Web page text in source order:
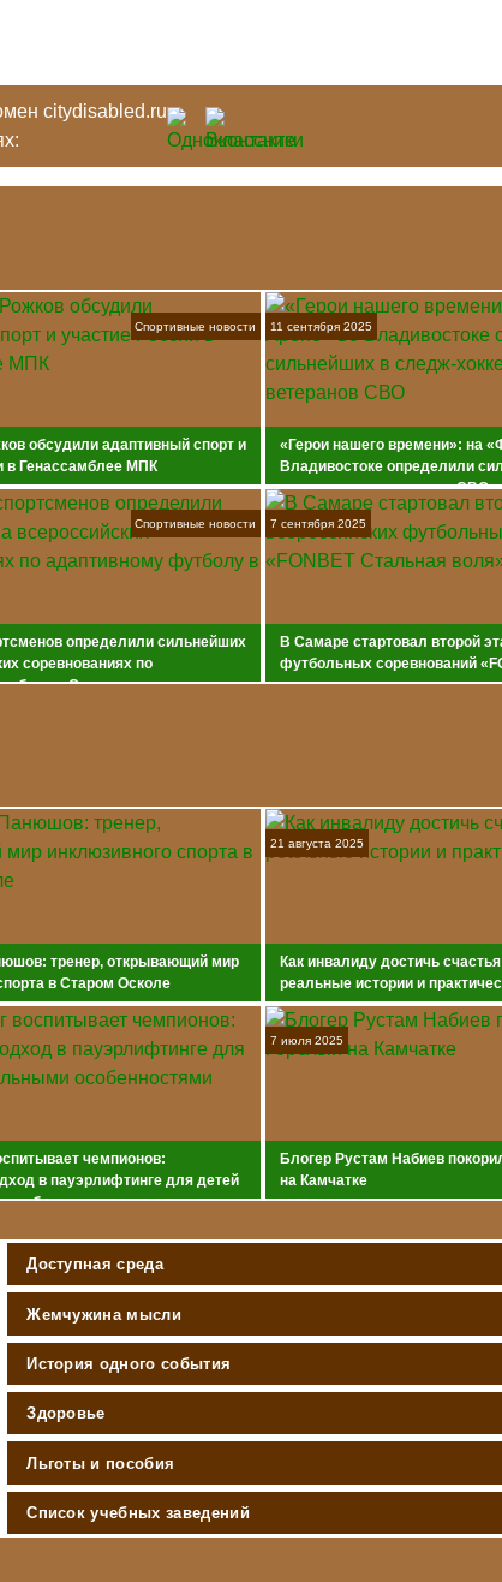
citydisabled.ru
обсудили адаптивный спорт и
в Генассамблее МПК
Спортивные новости 11 сентября 2025
«Герои нашего времени»: на
Владивостоке определили
хоккее среди ветеранов СВО
определили сильнейших
соревнованиях по
в Самаре
Спортивные новости 7 сентября 2025
В Самаре стартовал второй
футбольных соревнований
воля»
тренер, открывающий мир
в Старом Осколе
21 августа 2025
Как инвалиду достичь
реальные истории и
чемпионов:
в пауэрлифтинге для детей
7 июля 2025
Блогер Рустам Набиев
на Камчатке
Доступная среда
Жемчужина мысли
История одного события
Здоровье
Льготы и пособия
Список учебных заведений